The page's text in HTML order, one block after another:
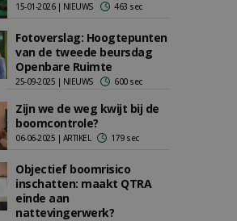
15-01-2026 | NIEUWS 463 sec
Fotoverslag: Hoogtepunten
van de tweede beursdag
Openbare Ruimte
25-09-2025 | NIEUWS 600 sec
Zijn we de weg kwijt bij de
boomcontrole?
06-06-2025 | ARTIKEL 179 sec
Objectief boomrisico
inschatten: maakt QTRA
einde aan
nattevingerwerk?